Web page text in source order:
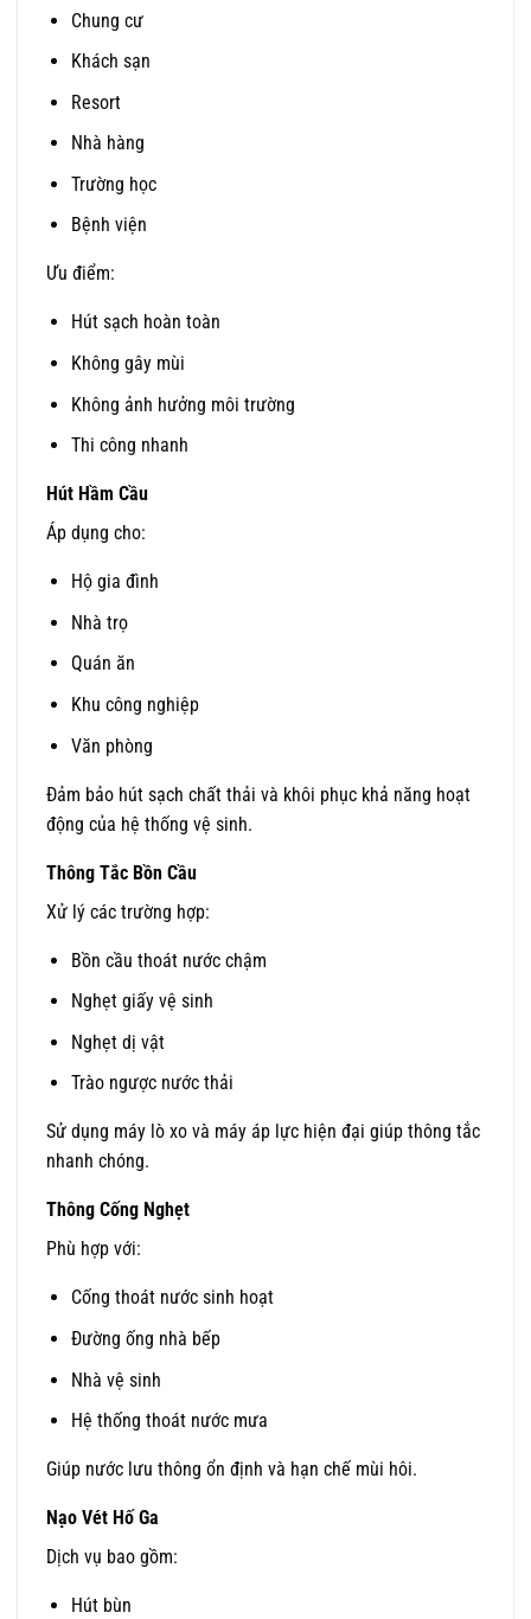
Chung cư
Khách sạn
Resort
Nhà hàng
Trường học
Bệnh viện
Ưu điểm:
Hút sạch hoàn toàn
Không gây mùi
Không ảnh hưởng môi trường
Thi công nhanh
Hút Hầm Cầu
Áp dụng cho:
Hộ gia đình
Nhà trọ
Quán ăn
Khu công nghiệp
Văn phòng
Đảm bảo hút sạch chất thải và khôi phục khả năng hoạt
động của hệ thống vệ sinh.
Thông Tắc Bồn Cầu
Xử lý các trường hợp:
Bồn cầu thoát nước chậm
Nghẹt giấy vệ sinh
Nghẹt dị vật
Trào ngược nước thải
Sử dụng máy lò xo và máy áp lực hiện đại giúp thông tắc
nhanh chóng.
Thông Cống Nghẹt
Phù hợp với:
Cống thoát nước sinh hoạt
Đường ống nhà bếp
Nhà vệ sinh
Hệ thống thoát nước mưa
Giúp nước lưu thông ổn định và hạn chế mùi hôi.
Nạo Vét Hố Ga
Dịch vụ bao gồm:
Hút bùn